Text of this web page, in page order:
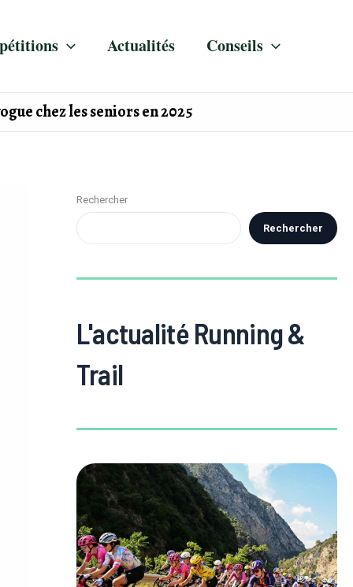
Actualités Conseils
chez les seniors en 2025
Rechercher
Rechercher
L'actualité Running &
Trail